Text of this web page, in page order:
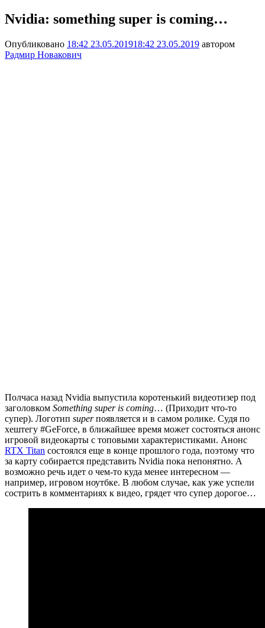
Nvidia: something super is coming…
Опубликовано 18:42 23.05.201918:42 23.05.2019 автором
Радмир Новакович
Полчаса назад Nvidia выпустила коротенький видеотизер под
заголовком Something super is coming… (Приходит что-то
супер). Логотип superпоявляется и в самом ролике. Судя по
хештегу #GeForce, в ближайшее время может состояться анонс
игровой видеокарты с топовыми характеристиками. Анонс
RTX Titan состоялся еще в конце прошлого года, поэтому что
за карту собирается представить Nvidia пока непонятно. А
возможно речь идет о чем-то куда менее интересном —
например, игровом ноутбке. В любом случае, как уже успели
сострить в комментариях к видео, грядет что супер дорогое…